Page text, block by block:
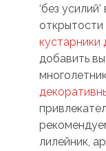
‘без
открытости
кустарники
добавить
лилейник,